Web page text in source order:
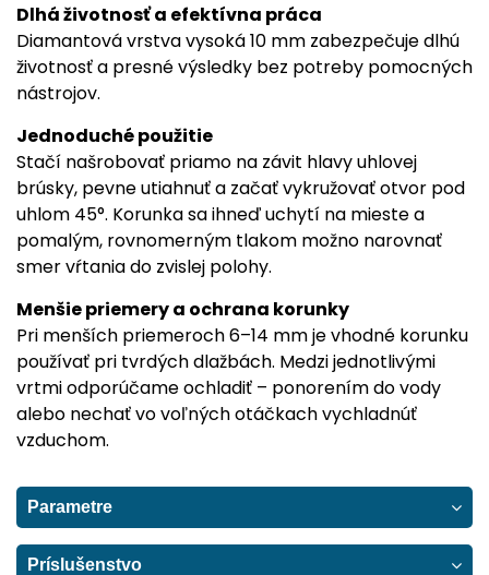
Dlhá životnosť a efektívna práca
Diamantová vrstva vysoká 10 mm zabezpečuje dlhú
životnosť a presné výsledky bez potreby pomocných
nástrojov.
Jednoduché použitie
Stačí našrobovať priamo na závit hlavy uhlovej
brúsky, pevne utiahnuť a začať vykružovať otvor pod
uhlom 45°. Korunka sa ihneď uchytí na mieste a
pomalým, rovnomerným tlakom možno narovnať
smer vŕtania do zvislej polohy.
Menšie priemery a ochrana korunky
Pri menších priemeroch 6–14 mm je vhodné korunku
používať pri tvrdých dlažbách. Medzi jednotlivými
vrtmi odporúčame ochladiť – ponorením do vody
alebo nechať vo voľných otáčkach vychladnúť
vzduchom.
Parametre
Príslušenstvo